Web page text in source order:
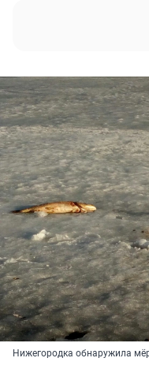
Нижегородка обнаружила